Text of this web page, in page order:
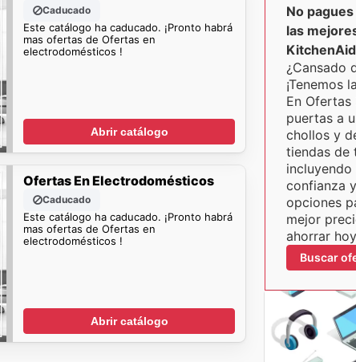
Caducado
Este catálogo ha caducado. ¡Pronto habrá
mas ofertas de Ofertas en
electrodomésticos !
Abrir catálogo
Ofertas En Electrodomésticos
Caducado
Este catálogo ha caducado. ¡Pronto habrá
mas ofertas de Ofertas en
electrodomésticos !
Abrir catálogo
No
las
KitchenAid
¿Cansado
¡Tenemos
En
puertas a
chollos y
tiendas de
confianza
opciones
mejor
ahorrar
Buscar